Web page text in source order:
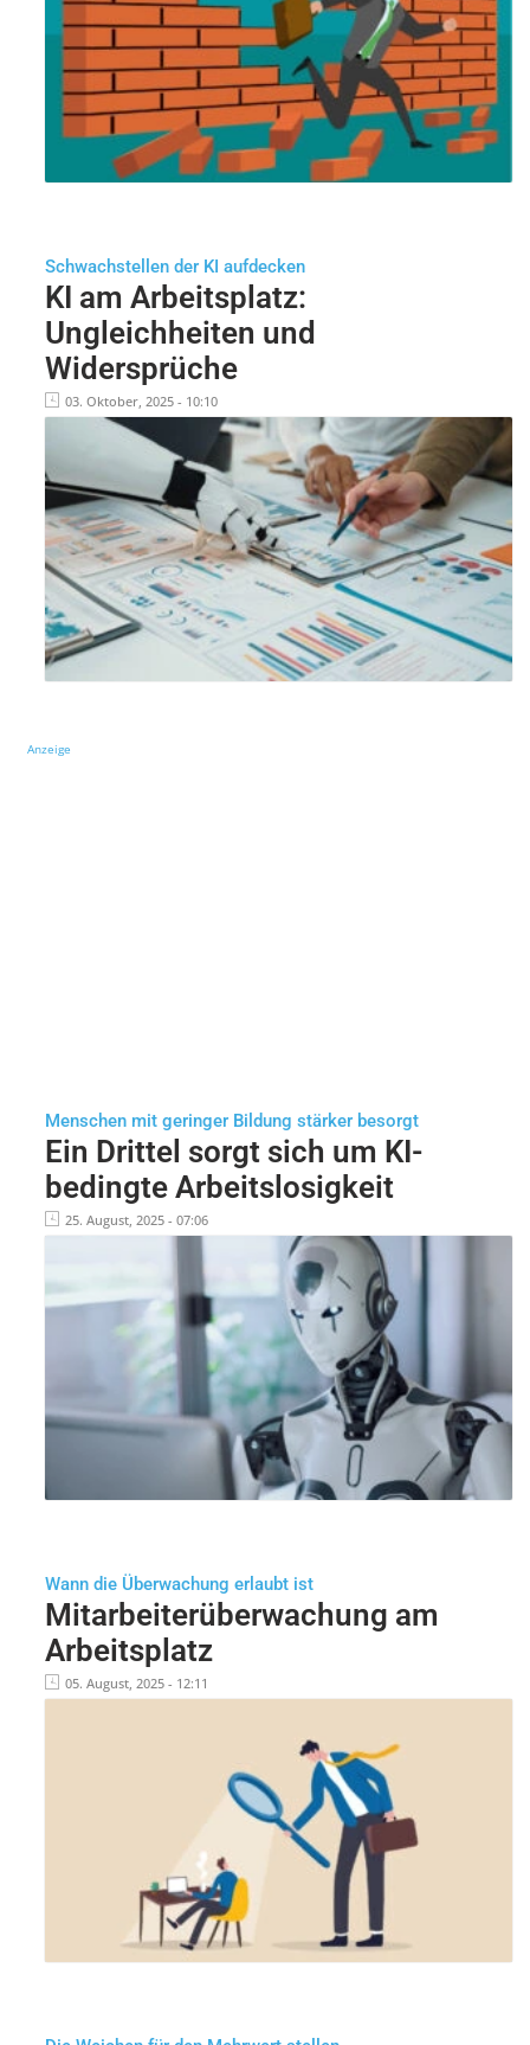
Schwachstellen der KI aufdecken
KI am Arbeitsplatz:
Ungleichheiten und
Widersprüche
03. Oktober, 2025 - 10:10
Anzeige
Menschen mit geringer Bildung stärker besorgt
Ein Drittel sorgt sich um KI-
bedingte Arbeitslosigkeit
25. August, 2025 - 07:06
Wann die Überwachung erlaubt ist
Mitarbeiterüberwachung am
Arbeitsplatz
05. August, 2025 - 12:11